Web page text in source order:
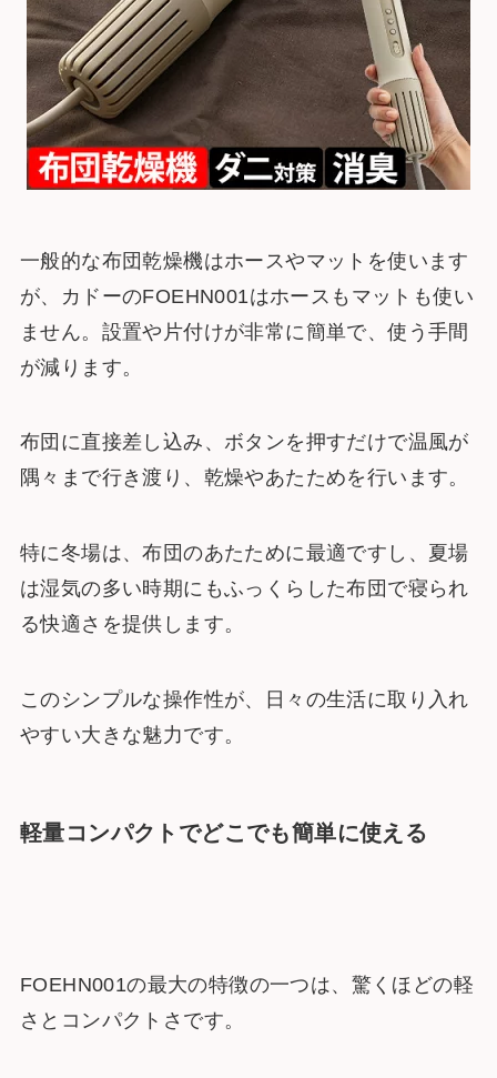
一般的な布団乾燥機はホースやマットを使います
が、カドーのFOEHN001はホースもマットも使い
ません。設置や片付けが非常に簡単で、使う手間
が減ります。
布団に直接差し込み、ボタンを押すだけで温風が
隅々まで行き渡り、乾燥やあたためを行います。
特に冬場は、布団のあたために最適ですし、夏場
は湿気の多い時期にもふっくらした布団で寝られ
る快適さを提供します。
このシンプルな操作性が、日々の生活に取り入れ
やすい大きな魅力です。
軽量コンパクトでどこでも簡単に使える
FOEHN001の最大の特徴の一つは、驚くほどの軽
さとコンパクトさです。